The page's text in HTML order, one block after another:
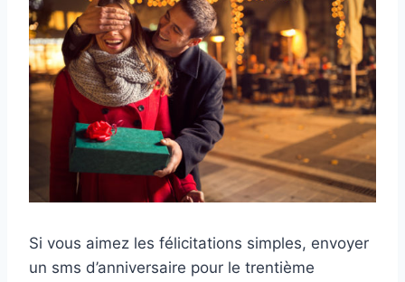
Si vous aimez les félicitations simples, envoyer
un sms d’anniversaire pour le trentième